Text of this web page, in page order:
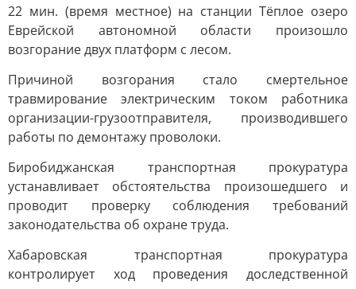
22 мин. (время местное) на станции Тёплое озеро
Еврейской автономной области произошло
возгорание двух платформ с лесом.
Причиной возгорания стало смертельное
травмирование электрическим током работника
организации-грузоотправителя, производившего
работы по демонтажу проволоки.
Биробиджанская транспортная прокуратура
устанавливает обстоятельства произошедшего и
проводит проверку соблюдения требований
законодательства об охране труда.
Хабаровская транспортная прокуратура
контролирует ход проведения доследственной